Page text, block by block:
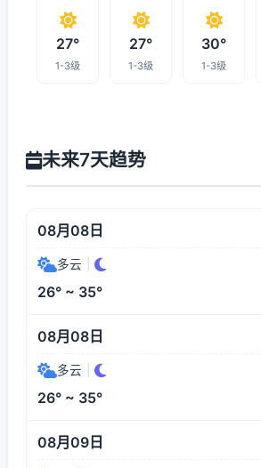
27°
1-3级
27°
1-3级
30°
1-3级
未来7天趋势
08月08日
多云
26° ~ 35°
08月08日
多云
26° ~ 35°
08月09日